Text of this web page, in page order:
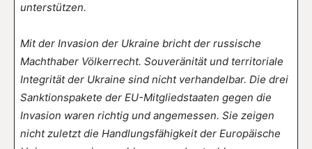
unterstützen.
Mit der Invasion der Ukraine bricht der russische
Machthaber Völkerrecht. Souveränität und territoriale
Integrität der Ukraine sind nicht verhandelbar. Die drei
Sanktionspakete der EU-Mitgliedstaaten gegen die
Invasion waren richtig und angemessen. Sie zeigen
nicht zuletzt die Handlungsfähigkeit der Europäische